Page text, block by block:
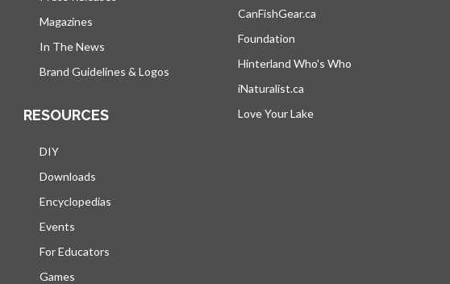
Magazines
In The News
Brand Guidelines & Logos
RESOURCES
DIY
Downloads
Encyclopedias
Events
For Educators
Games
CanFishGear.ca
Foundation
Hinterland Who's Who
iNaturalist.ca
Love Your Lake